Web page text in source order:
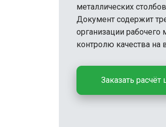
металлических
Документ содержит
организации
контролю качества на
Заказать расчёт